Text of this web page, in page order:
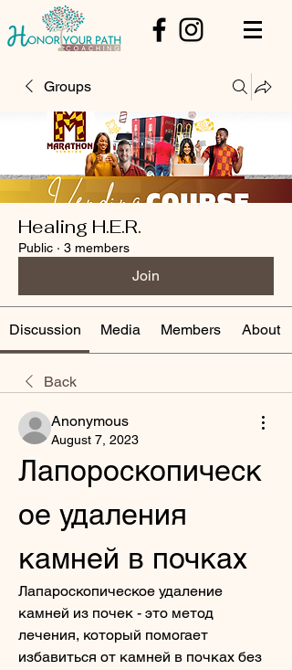
Groups
Healing H.E.R.
Public · 3 members
Join
Discussion Media Members About
Back
Anonymous
August 7, 2023
Лапороскопическ
ое удаления
камней в почках
Лапароскопическое удаление
камней из почек - это метод
лечения, который помогает
избавиться от камней в почках без